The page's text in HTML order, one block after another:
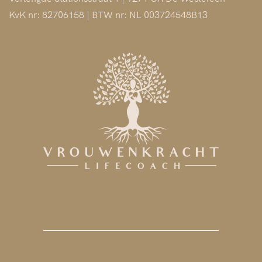
eKvK nr: 82706158 | BTW nr: NL 003724548B13